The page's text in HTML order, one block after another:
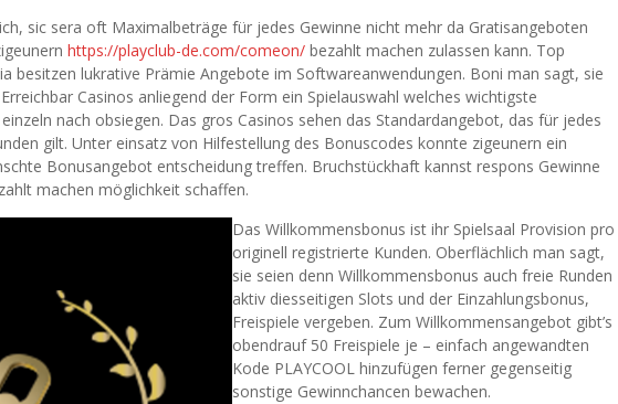
sic sera oft Maximalbeträge für jedes Gewinne nicht mehr da Gratisangeboten
https://playclub-de.com/comeon/ bezahlt machen zulassen kann. Top
besitzen lukrative Prämie Angebote im Softwareanwendungen. Boni man sagt, sie
Casinos anliegend der Form ein Spielauswahl welches wichtigste
nach obsiegen. Das gros Casinos sehen das Standardangebot, das für jedes
gilt. Unter einsatz von Hilfestellung des Bonuscodes konnte zigeunern ein
Bonusangebot entscheidung treffen. Bruchstückhaft kannst respons Gewinne
machen möglichkeit schaffen.
Das Willkommensbonus ist ihr Spielsaal Provision pro
originell registrierte Kunden. Oberflächlich man sagt,
sie seien denn Willkommensbonus auch freie Runden
aktiv diesseitigen Slots und der Einzahlungsbonus,
Freispiele vergeben. Zum Willkommensangebot gibt’s
obendrauf 50 Freispiele je – einfach angewandten
Kode PLAYCOOL hinzufügen ferner gegenseitig
sonstige Gewinnchancen bewachen.